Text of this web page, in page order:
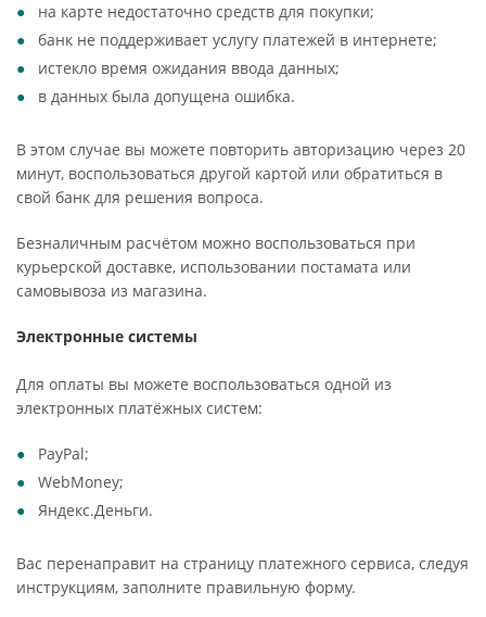
на карте недостаточно средств для покупки;
банк не поддерживает услугу платежей в интернете;
истекло время ожидания ввода данных;
в данных была допущена ошибка.
В этом случае вы можете повторить авторизацию через 20
минут, воспользоваться другой картой или обратиться в
свой банк для решения вопроса.
Безналичным расчётом можно воспользоваться при
курьерской доставке, использовании постамата или
самовывоза из магазина.
Электронные системы
Для оплаты вы можете воспользоваться одной из
электронных платёжных систем:
PayPal;
WebMoney;
Яндекс.Деньги.
Вас перенаправит на страницу платежного сервиса, следуя
инструкциям, заполните правильную форму.